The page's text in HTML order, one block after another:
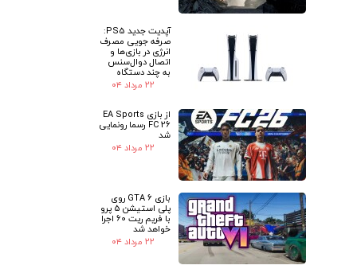
آپدیت جدید PS5:
صرفه جویی مصرف
انرژی در بازی‌ها و
اتصال دوال‌سنس
به چند دستگاه
۲۲ مرداد ۰۴
از بازی EA Sports
FC 26 رسما رونمایی
شد
۲۲ مرداد ۰۴
بازی GTA 6 روی
پلی استیشن 5 پرو
با فریم ریت 60 اجرا
خواهد شد
۲۲ مرداد ۰۴